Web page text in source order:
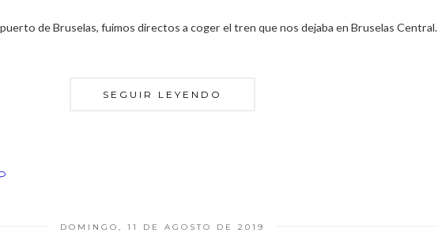
de Bruselas, fuimos directos a coger el tren que nos dejaba en Bruselas Central.
SEGUIR LEYENDO
DOMINGO, 11 DE AGOSTO DE 2019